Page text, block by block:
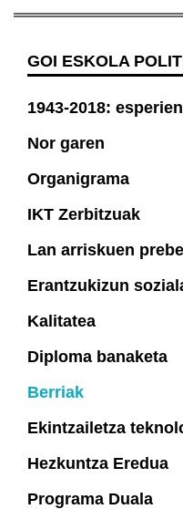
GOI ESKOLA
1943-2018:
Nor garen
Organigrama
IKT Zerbitzuak
Lan arriskuen
Erantzukizun
Kalitatea
Diploma banaketa
Berriak
Ekintzailetza
Hezkuntza Eredua
Programa Duala